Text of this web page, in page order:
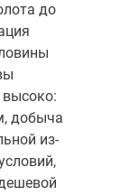
до
добыча
из-